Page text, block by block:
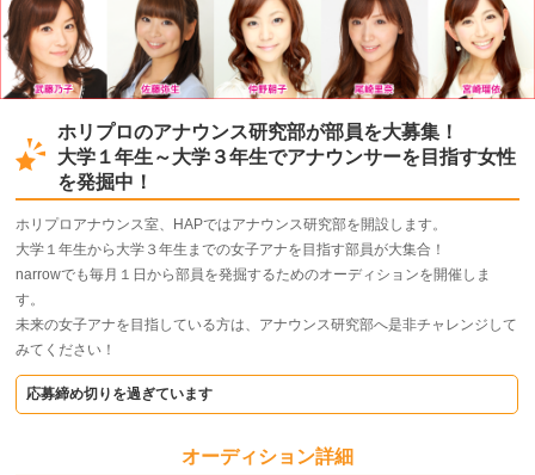
ホリプロのアナウンス研究部が部員を大募集！
大学１年生～大学３年生でアナウンサーを目指す女性
を発掘中！
ホリプロアナウンス室、HAPではアナウンス研究部を開設します。
大学１年生から大学３年生までの女子アナを目指す部員が大集合！
narrowでも毎月１日から部員を発掘するためのオーディションを開催しま
す。
未来の女子アナを目指している方は、アナウンス研究部へ是非チャレンジして
みてください！
応募締め切りを過ぎています
オーディション詳細